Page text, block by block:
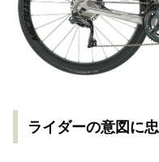
ライダーの意図に